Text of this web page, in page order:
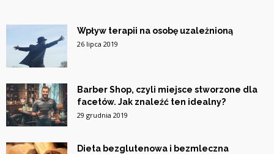
Wpływ terapii na osobę uzależnioną
26 lipca 2019
Barber Shop, czyli miejsce stworzone dla
facetów. Jak znaleźć ten idealny?
29 grudnia 2019
Dieta bezglutenowa i bezmleczna